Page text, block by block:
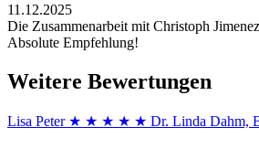
11.12.2025
Die Zusammenarbeit mit Christoph
Absolute Empfehlung!
Weitere Bewertungen
Lisa Peter ★ ★ ★ ★ ★ Dr. Linda Dahm,